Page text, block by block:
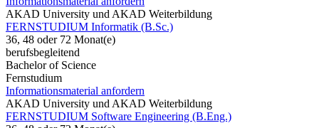
AKAD University und AKAD Weiterbildung
FERNSTUDIUM Informatik (B.Sc.)
36, 48 oder 72 Monat(e)
berufsbegleitend
Bachelor of Science
Fernstudium
Informationsmaterial anfordern
AKAD University und AKAD Weiterbildung
FERNSTUDIUM Software Engineering (B.Eng.)